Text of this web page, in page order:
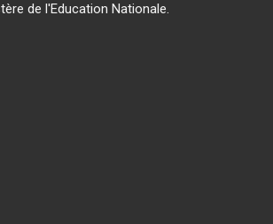
de l'Education Nationale.